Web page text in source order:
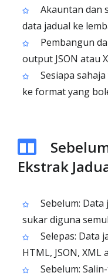
Akauntan dan
data jadual ke
Pembangun
output JSON atau
Sesiapa
ke format yang
Ekstrak
Sebelum: Data
sukar diguna
Selepas: Data
HTML, JSON, XML
Sebelum: